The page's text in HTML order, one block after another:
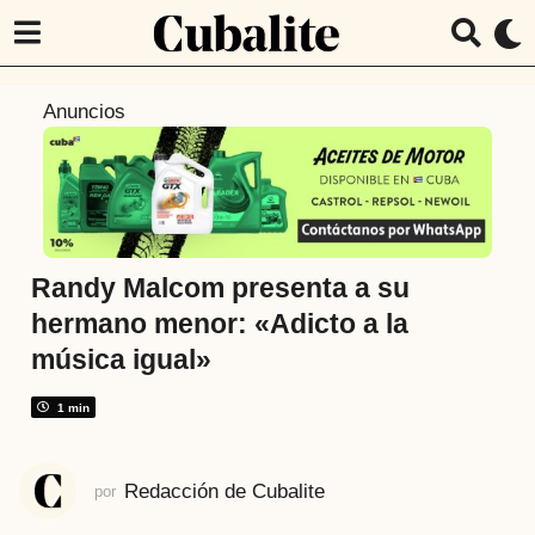
t
r
á
s
7
o
Anuncios
Randy Malcom presenta a su
hermano menor: «Adicto a la
música igual»
1 min
por Redacción de Cubalite